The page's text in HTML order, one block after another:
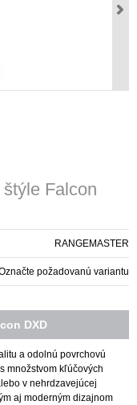
Falcon
RANGEMASTER
požadovanú variantu
DXD
a odolnú povrchovú
množstvom kľúčových
v nehrdzavejúcej
aj moderným dizajnom